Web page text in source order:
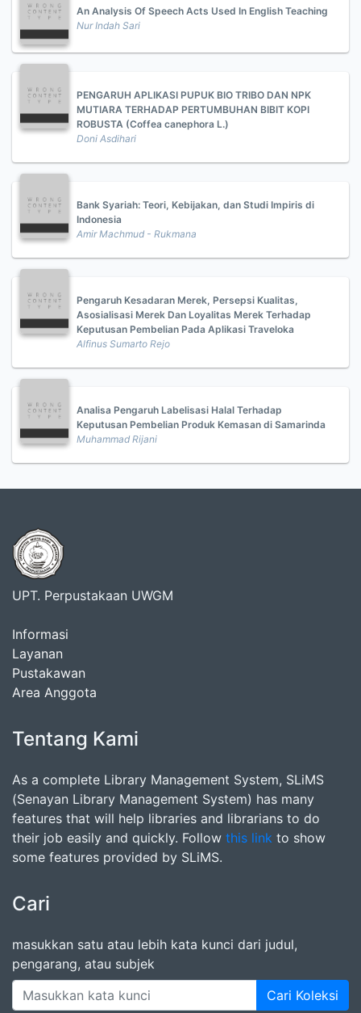
An Analysis Of Speech Acts Used In English Teaching
Nur Indah Sari
PENGARUH APLIKASI PUPUK BIO TRIBO DAN NPK
MUTIARA TERHADAP PERTUMBUHAN BIBIT KOPI
ROBUSTA (Coffea canephora L.)
Doni Asdihari
Bank Syariah: Teori, Kebijakan, dan Studi Impiris di
Indonesia
Amir Machmud - Rukmana
Pengaruh Kesadaran Merek, Persepsi Kualitas,
Asosialisasi Merek Dan Loyalitas Merek Terhadap
Keputusan Pembelian Pada Aplikasi Traveloka
Alfinus Sumarto Rejo
Analisa Pengaruh Labelisasi Halal Terhadap
Keputusan Pembelian Produk Kemasan di Samarinda
Muhammad Rijani
UPT. Perpustakaan UWGM
Informasi
Layanan
Pustakawan
Area Anggota
Tentang Kami
As a complete Library Management System, SLiMS
(Senayan Library Management System) has many
features that will help libraries and librarians to do
their job easily and quickly. Follow this link to show
some features provided by SLiMS.
Cari
masukkan satu atau lebih kata kunci dari judul,
pengarang, atau subjek
Cari Koleksi